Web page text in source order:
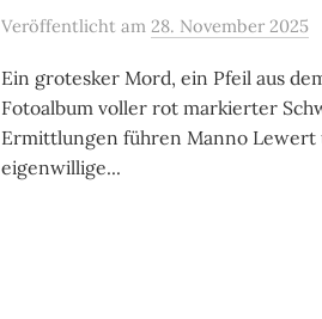
Veröffentlicht am 28. November 2025
Ein grotesker Mord, ein Pfeil aus
Fotoalbum voller rot markierter
Ermittlungen führen Manno Lewert
eigenwillige...